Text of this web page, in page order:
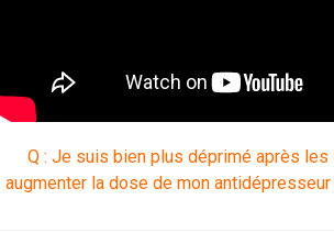
Q : Je suis bien plus déprimé après
augmenter la dose de mon antidépresseur